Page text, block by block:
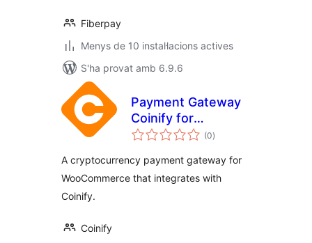
Fiberpay
Menys de 10 instal·lacions actives
S'ha provat amb 6.9.6
Payment Gateway
Coinify for
WooCommerce
(0puntuacions
totals
)
A cryptocurrency payment gateway for
WooCommerce that integrates with
Coinify.
Coinify